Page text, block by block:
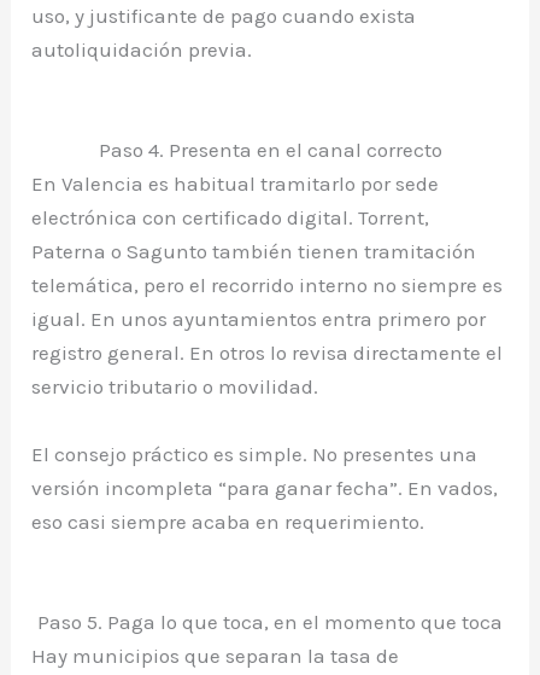
uso, y justificante de pago cuando exista
autoliquidación previa.
Paso 4. Presenta en el canal correcto
En Valencia es habitual tramitarlo por sede
electrónica con certificado digital. Torrent,
Paterna o Sagunto también tienen tramitación
telemática, pero el recorrido interno no siempre es
igual. En unos ayuntamientos entra primero por
registro general. En otros lo revisa directamente el
servicio tributario o movilidad.
El consejo práctico es simple. No presentes una
versión incompleta “para ganar fecha”. En vados,
eso casi siempre acaba en requerimiento.
Paso 5. Paga lo que toca, en el momento que toca
Hay municipios que separan la tasa de